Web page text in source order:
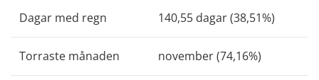
Dagar med regn 140,55 dagar (38,51%)
Torraste månaden november (74,16%)